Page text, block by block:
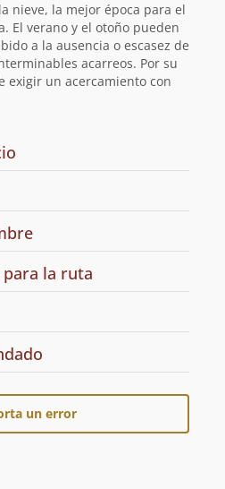
nieve, la mejor época para el
El verano y el otoño pueden
a la ausencia o escasez de
acarreos. Por su
exigir un acercamiento con
la
para la ruta
un error